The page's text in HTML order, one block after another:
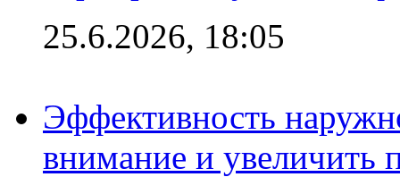
25.6.2026, 18:05
Эффективность
внимание и увеличить